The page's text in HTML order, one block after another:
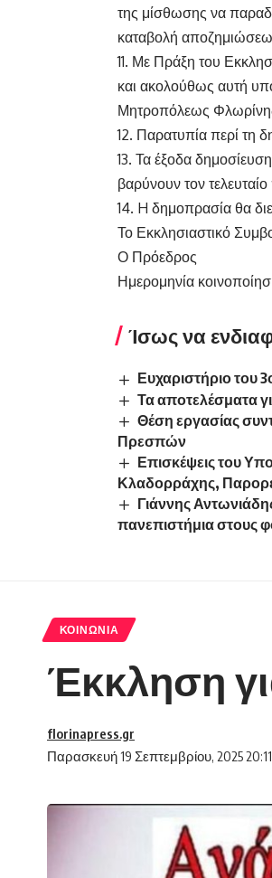
της μίσθωσης να
καταβολή
11. Με Πράξη του
και ακολούθως αυτή
Μητροπόλεως
12. Παρατυπία περί τη
13. Τα έξοδα
βαρύνουν τον
14. H δημοπρασία θα
Το Εκκλησιαστικό
Ο Πρόεδρος
Ημερομηνία
Ίσως να
Ευχαριστήριο του
Τα αποτελέσματα
Θέση εργασίας
Πρεσπών
Επισκέψεις του
Κλαδορράχης,
Γιάννης
πανεπιστήμια στους
ΚΟΙΝΩΝΊΑ
Έκκληση
Παρασκευή 19 Σεπτεμβρίου, 2025 20:11
florinapress.gr